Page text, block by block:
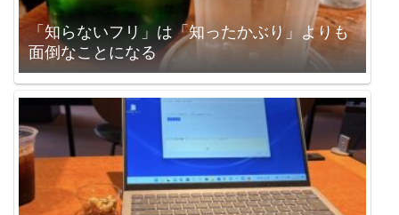
「知らないフリ」は「知ったかぶり」よりも
面倒なことになる